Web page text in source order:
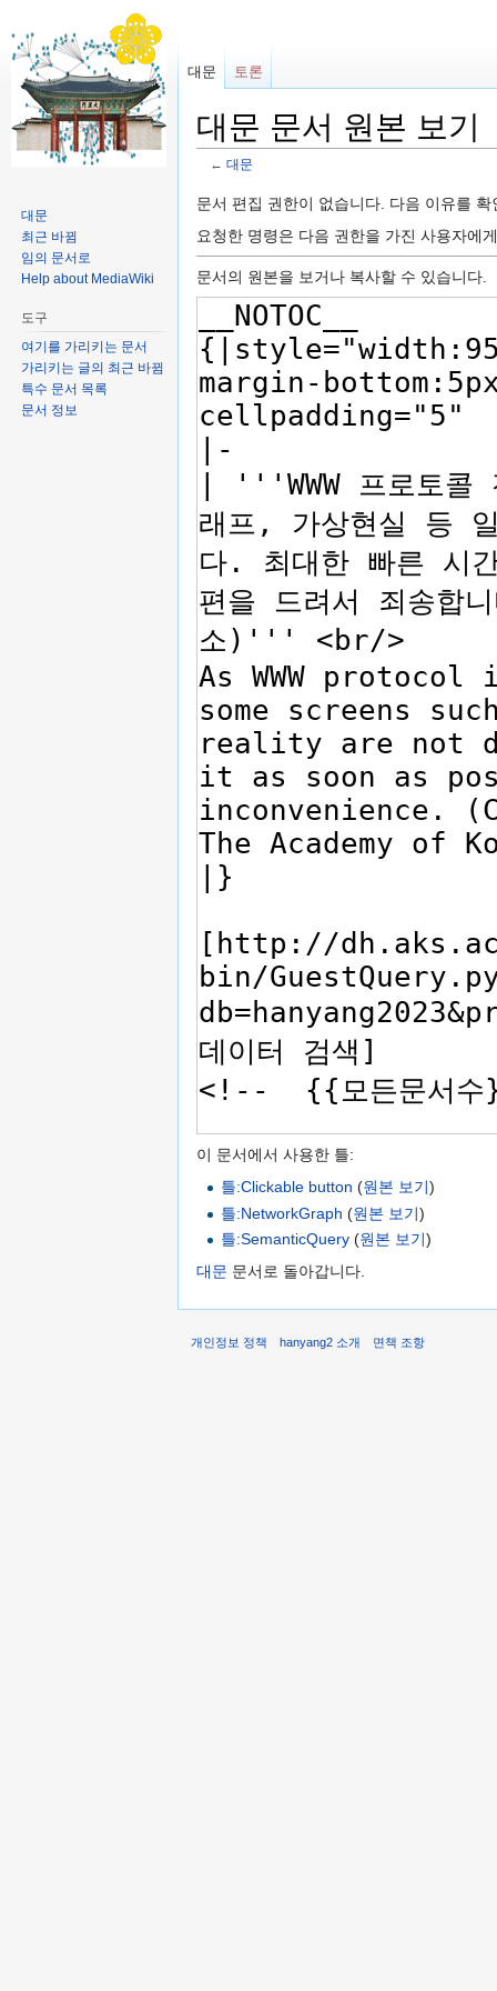
대문 문서 원본 보기
← 대문
문서 편집 권한이 없습니다. 다음 이유를 확
요청한 명령은 다음 권한을 가진 사용자에
문서의 원본을 보거나 복사할 수 있습니다.
이 문서에서 사용한 틀:
틀:Clickable button (원본 보기)
틀:NetworkGraph (원본 보기)
틀:SemanticQuery (원본 보기)
대문 문서로 돌아갑니다.
대문 토론
대문
최근 바뀜
임의 문서로
Help about MediaWiki
도구
여기를 가리키는 문서
가리키는 글의 최근 바뀜
특수 문서 목록
문서 정보
개인정보 정책 hanyang2 소개 면책 조항